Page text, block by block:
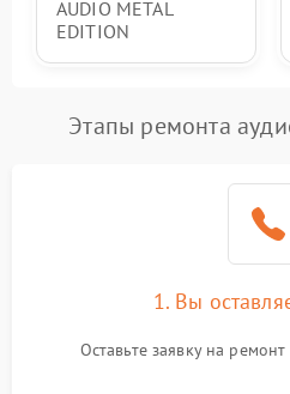
AUDIO METAL
EDITION
Этапы ремонта
1. Вы
Оставьте заявку на